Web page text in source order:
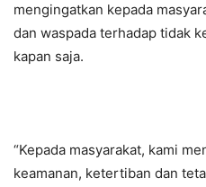
mengingatkan kepada
dan waspada terhadap tidak
kapan saja.
“Kepada masyarakat, kami
keamanan, ketertiban dan